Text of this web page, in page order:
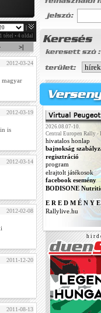
|
tétel • 4 oldal
>|
2012-03-24
magyar
2012-03-19
is
2012-03-14
2012-02-08
2011-12-20
2011-08-13
2026.08.07-10.
Central Europen Rally -
hivatalos honlap
bajnokság
regisztráció
program
elrajtolt játékosok
facebook esemény
BODISONE
E R E D M É N Y
Rallylive.hu
h i r d